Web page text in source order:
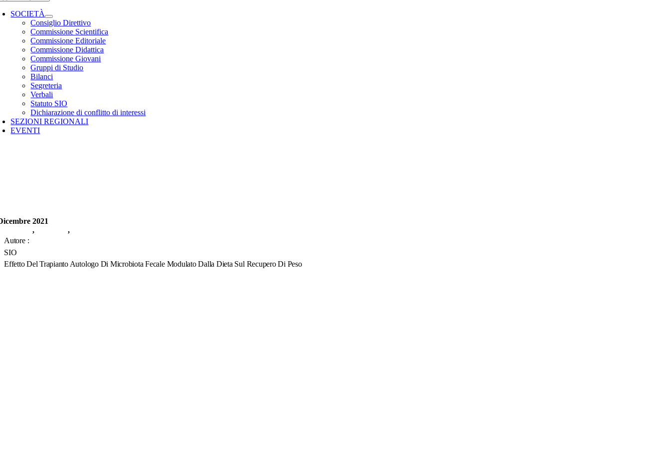
SOCIETÀ
Consiglio Direttivo
Commissione Scientifica
Commissione Editoriale
Commissione Didattica
Commissione Giovani
Gruppi di Studio
Bilanci
Segreteria
Verbali
Statuto SIO
Dichiarazione di conflitto di interessi
SEZIONI REGIONALI
EVENTI
2021
, ,
Autore :
SIO
Effetto Del Trapianto Autologo Di Microbiota Fecale Modulato Dalla Dieta Sul Recupero Di Peso